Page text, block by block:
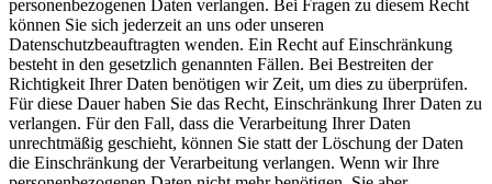
personenbezogenen Daten verlangen. Bei Fragen zu diesem Recht
können Sie sich jederzeit an uns oder unseren
Datenschutzbeauftragten wenden. Ein Recht auf Einschränkung
besteht in den gesetzlich genannten Fällen. Bei Bestreiten der
Richtigkeit Ihrer Daten benötigen wir Zeit, um dies zu überprüfen.
Für diese Dauer haben Sie das Recht, Einschränkung Ihrer Daten zu
verlangen. Für den Fall, dass die Verarbeitung Ihrer Daten
unrechtmäßig geschieht, können Sie statt der Löschung der Daten
die Einschränkung der Verarbeitung verlangen. Wenn wir Ihre